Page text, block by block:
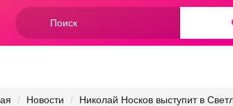
Форма
поиска
Новости Николай Носков выступит в